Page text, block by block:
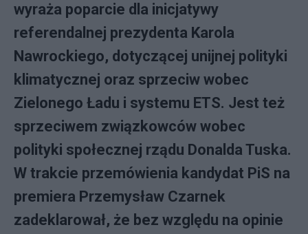
wyraża poparcie dla inicjatywy
referendalnej prezydenta Karola
Nawrockiego, dotyczącej unijnej polityki
klimatycznej oraz sprzeciw wobec
Zielonego Ładu i systemu ETS. Jest też
sprzeciwem związkowców wobec
polityki społecznej rządu Donalda Tuska.
W trakcie przemówienia kandydat PiS na
premiera Przemysław Czarnek
zadeklarował, że bez względu na opinie